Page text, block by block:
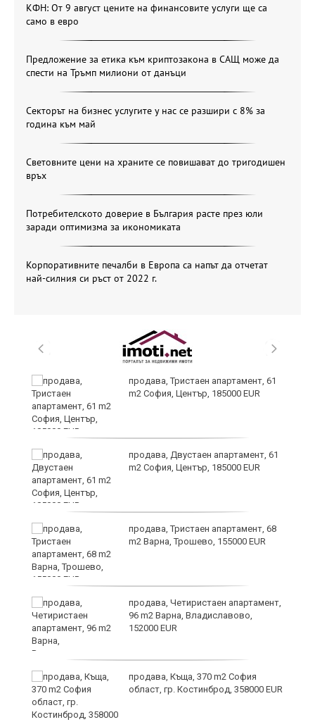
КФН: От 9 август цените на финансовите услуги ще са
само в евро
Предложение за етика към криптозакона в САЩ може да
спести на Тръмп милиони от данъци
Секторът на бизнес услугите у нас се разшири с 8% за
година към май
Световните цени на храните се повишават до тригодишен
връх
Потребителското доверие в България расте през юли
заради оптимизма за икономиката
Корпоративните печалби в Европа са напът да отчетат
най-силния си ръст от 2022 г.
продава, Тристаен апартамент, 61
m2 София, Център, 185000 EUR
продава, Двустаен апартамент, 61
m2 София, Център, 185000 EUR
продава, Тристаен апартамент, 68
m2 Варна, Трошево, 155000 EUR
продава, Четиристаен апартамент,
96 m2 Варна, Владиславово,
152000 EUR
продава, Къща, 370 m2 София
област, гр. Костинброд, 358000 EUR